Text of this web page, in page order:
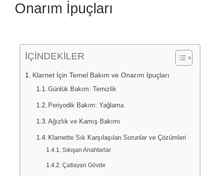
Onarım İpuçları
İÇİNDEKİLER
Klarnet İçin Temel Bakım ve Onarım İpuçları
Günlük Bakım: Temizlik
Periyodik Bakım: Yağlama
Ağızlık ve Kamış Bakımı
Klarnette Sık Karşılaşılan Sorunlar ve Çözümleri
Sıkışan Anahtarlar
Çatlayan Gövde